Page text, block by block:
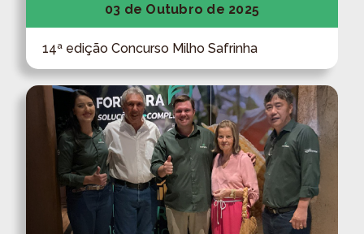
03 de Outubro de 2025
14ª edição Concurso Milho Safrinha